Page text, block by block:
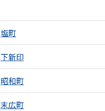
塩町
下新印
昭和町
末広町